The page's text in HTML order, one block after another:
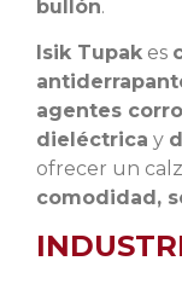
bullón.
Isik Tupak es
agentes
dieléctrica y
ofrecer un
comodidad,